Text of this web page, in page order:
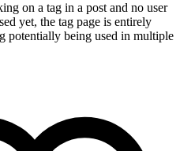
on a tag in a post and no user
yet, the tag page is entirely
potentially being used in multiple